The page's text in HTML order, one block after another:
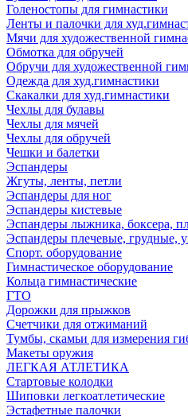
Голеностопы для гимнастики
Ленты и палочки для
Мячи для художественной
Обмотка для обручей
Обручи для художественной
Одежда для худ.гимнастики
Скакалки для худ.гимнастики
Чехлы для булавы
Чехлы для мячей
Чехлы для обручей
Чешки и балетки
Эспандеры
Жгуты, ленты, петли
Эспандеры для ног
Эспандеры кистевые
Эспандеры лыжника, боксера,
Эспандеры плечевые, грудные,
Спорт. оборудование
Гимнастическое оборудование
Кольца гимнастические
ГТО
Дорожки для прыжков
Счетчики для отжиманий
Тумбы, скамьи для измерения
Макеты оружия
ЛЕГКАЯ АТЛЕТИКА
Стартовые колодки
Шиповки легкоатлетические
Эстафетные палочки